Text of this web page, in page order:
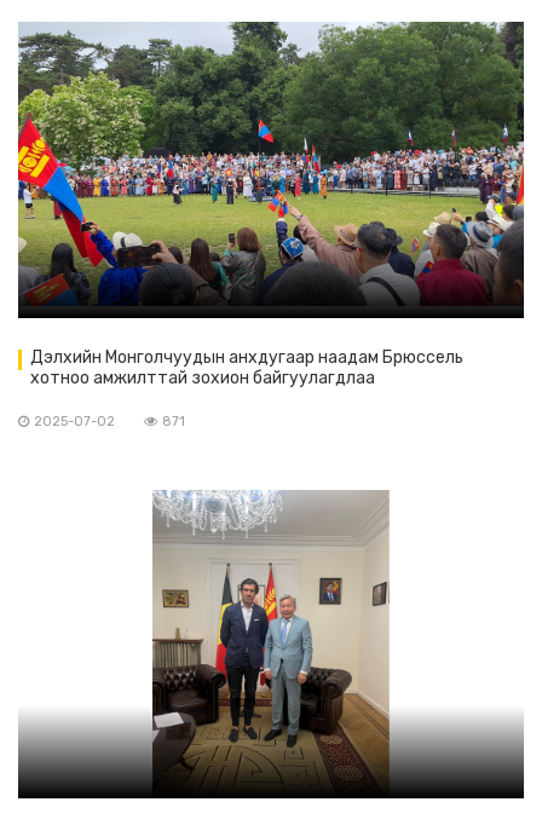
Дэлхийн Монголчуудын анхдугаар наадам Брюссель
хотноо амжилттай зохион байгуулагдлаа
2025-07-02 871